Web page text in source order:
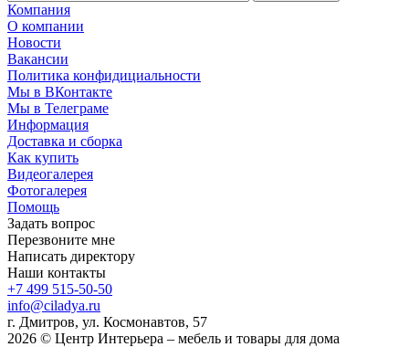
Компания
О компании
Новости
Вакансии
Политика конфидициальности
Мы в ВКонтакте
Мы в Телеграме
Информация
Доставка и сборка
Как купить
Видеогалерея
Фотогалерея
Помощь
Задать вопрос
Перезвоните мне
Написать директору
Наши контакты
+7 499 515-50-50
info@ciladya.ru
г. Дмитров, ул. Космонавтов, 57
2026 © Центр Интерьера – мебель и товары для дома